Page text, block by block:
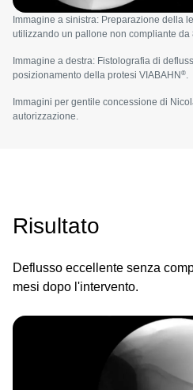
Immagine a sinistra: Preparazione della
utilizzando un pallone non compliante da
Immagine a destra: Fistolografia di
posizionamento della protesi VIABAHN ®.
Immagini per gentile concessione di
autorizzazione.
Risultato
Deflusso eccellente senza
mesi dopo l'intervento.
Image